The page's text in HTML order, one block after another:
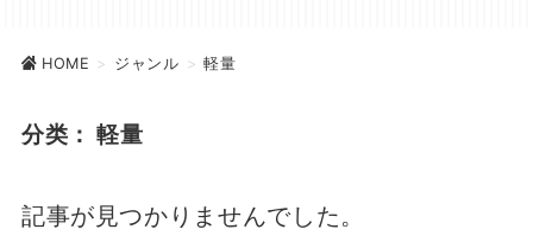
HOME > ジャンル > 軽量
分类：軽量
記事が見つかりませんでした。